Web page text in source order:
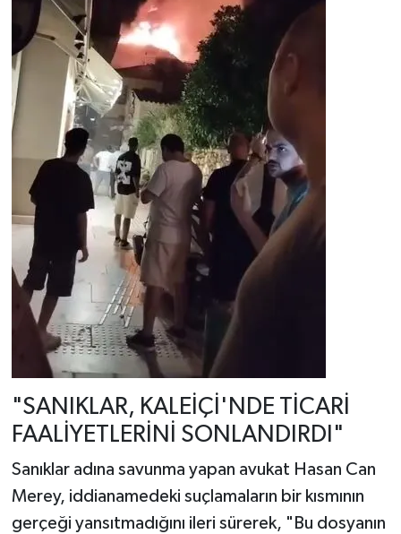
"SANIKLAR, KALEİÇİ'NDE TİCARİ
FAALİYETLERİNİ SONLANDIRDI"
Sanıklar adına savunma yapan avukat Hasan Can
Merey, iddianamedeki suçlamaların bir kısmının
gerçeği yansıtmadığını ileri sürerek, "Bu dosyanın